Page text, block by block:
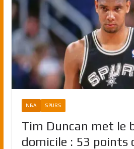
NBA SPURS
Tim Duncan met le
domicile : 53 points